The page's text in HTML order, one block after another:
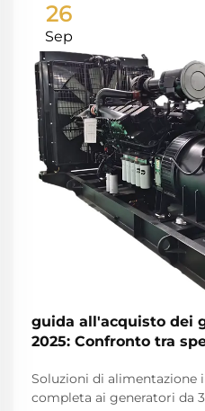
26
Sep
guida all'acquisto dei
2025: Confronto tra
Soluzioni di alimentazione
completa ai generatori da